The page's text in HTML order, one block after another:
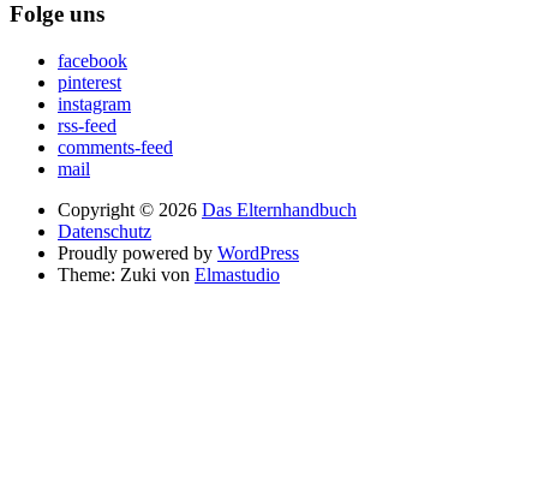
Folge uns
facebook
pinterest
instagram
rss-feed
comments-feed
mail
Copyright © 2026 Das Elternhandbuch
Datenschutz
Proudly powered by WordPress
Theme: Zuki von Elmastudio